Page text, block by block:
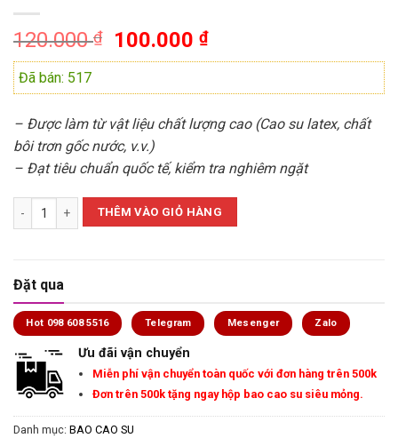
120.000₫
Giá
gốc
120.000 ₫.
100.000₫Giá
hiện
là:
100.000 ₫.
Đã bán: 517
– Được làm từ vật liệu chất lượng cao (Cao su latex, chất
bôi trơn gốc nước, v.v.)
– Đạt tiêu chuẩn quốc tế, kiểm tra nghiêm ngặt
Bao cao su SUMO - 4in1 Kéo dài thời gian - hộp 12c số lượng
THÊM VÀO GIỎ HÀNG
Đặt qua
Hot 098 608 5516 Telegram Mesenger Zalo
Ưu đãi vận chuyển
Miễn phí vận chuyển toàn quốc với đơn hàng trên 500k
Đơn trên 500k tặng ngay hộp bao cao su siêu mỏng.
Danh mục: BAO CAO SU